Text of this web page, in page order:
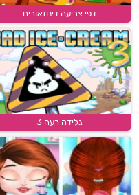
דפי צביעה דינוזאורים
גלידה רעה 3